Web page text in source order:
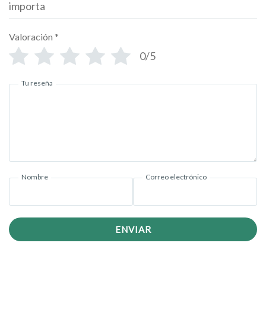
Valoración *
0/5
Tu reseña
Nombre Correo electrónico
ENVIAR